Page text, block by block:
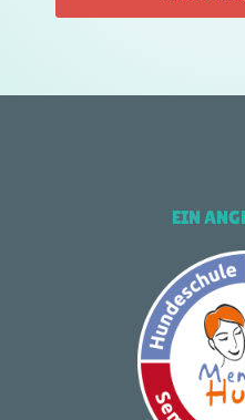
EIN